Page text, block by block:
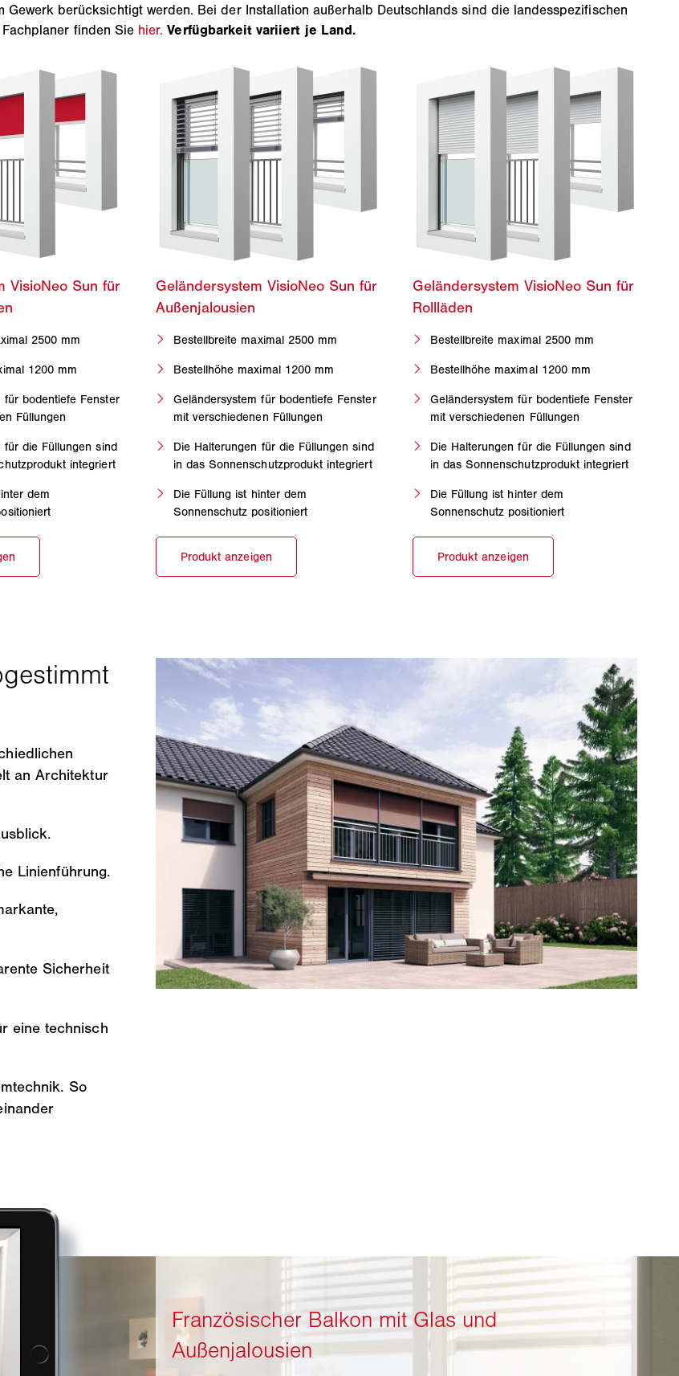
berücksichtigt werden. Bei der Installation außerhalb Deutschlands sind die landesspezifischen
finden Sie hier. Verfügbarkeit variiert je Land.
2500 mm
1200 mm
für bodentiefe Fenster
Füllungen
für die Füllungen sind
integriert
dem
Bestellbreite maximal 2500 mm
Bestellhöhe maximal 1200 mm
Geländersystem für bodentiefe Fenster
mit verschiedenen Füllungen
Die Halterungen für die Füllungen sind
in das Sonnenschutzprodukt integriert
Die Füllung ist hinter dem
Sonnenschutz positioniert
Bestellbreite maximal 2500 mm
Bestellhöhe maximal 1200 mm
Geländersystem für bodentiefe Fenster
mit verschiedenen Füllungen
Die Halterungen für die Füllungen sind
in das Sonnenschutzprodukt integriert
Die Füllung ist hinter dem
Sonnenschutz positioniert
an Architektur
Linienführung.
Sicherheit
eine technisch
So